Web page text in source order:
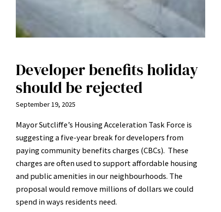
Developer benefits holiday
should be rejected
September 19, 2025
Mayor Sutcliffe’s Housing Acceleration Task Force is
suggesting a five-year break for developers from
paying community benefits charges (CBCs). These
charges are often used to support affordable housing
and public amenities in our neighbourhoods. The
proposal would remove millions of dollars we could
spend in ways residents need.